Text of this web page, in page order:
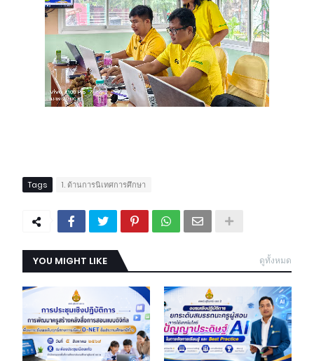
Tags 1. ด้านการนิเทศการศึกษา
YOU MIGHT LIKE ดูทั้งหมด